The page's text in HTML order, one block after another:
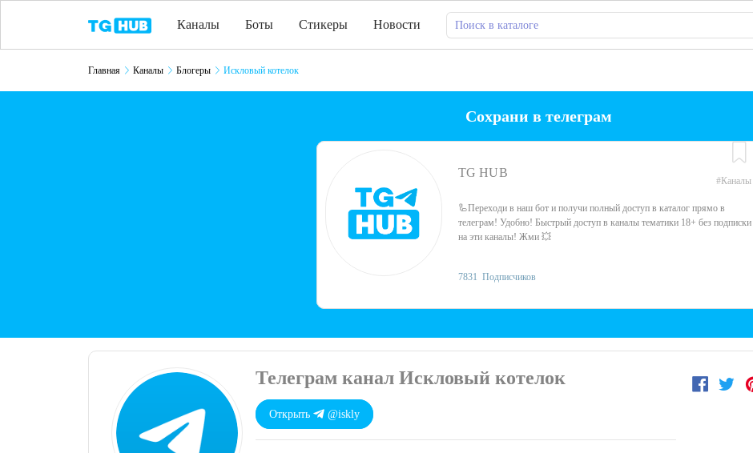
Каналы Боты Стикеры Новости
Главная Каналы Блогеры Искловый котелок
Сохрани в телеграм
TG HUB
#Каналы
🦾Переходи в наш бот и получи полный доступ в каталог прямо в
телеграм! Удобно! Быстрый доступ в каналы тематики 18+ без подписки
на эти каналы! Жми 💥
7831 Подписчиков
Телеграм канал Искловый котелок
Открыть @iskly